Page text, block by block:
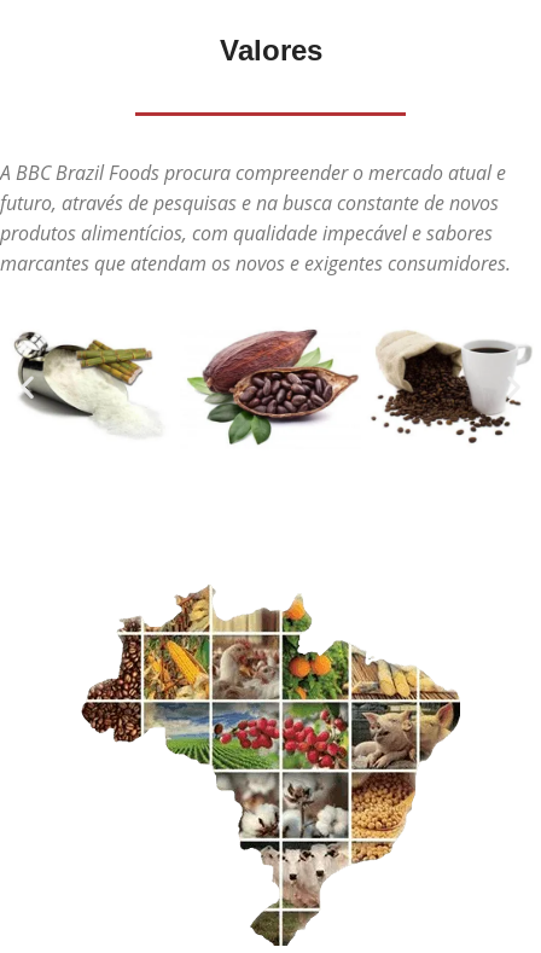
Valores
A BBC Brazil Foods procura compreender o mercado atual e
futuro, através de pesquisas e na busca constante de novos
produtos alimentícios, com qualidade impecável e sabores
marcantes que atendam os novos e exigentes consumidores.